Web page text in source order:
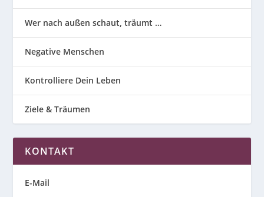
Wer nach außen schaut, träumt …
Negative Menschen
Kontrolliere Dein Leben
Ziele & Träumen
KONTAKT
E-Mail